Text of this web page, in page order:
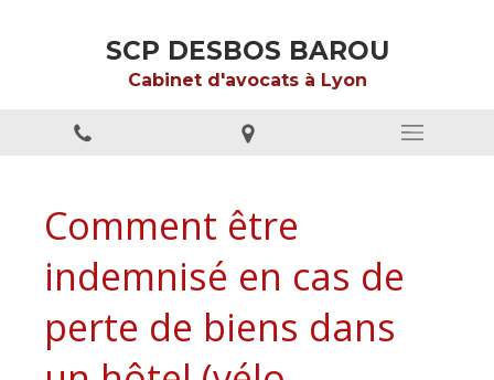
SCP DESBOS BAROU
Cabinet d'avocats à Lyon
Comment être
indemnisé en cas de
perte de biens dans